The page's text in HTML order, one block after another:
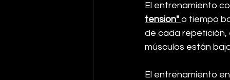
El entrenamiento
tension" o tiempo
de cada
músculos están
El entrenamiento